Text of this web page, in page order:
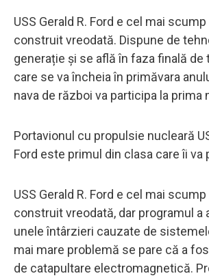
USS Gerald R. Ford e cel mai
construit vreodată. Dispune de
generație și se află în faza finală de
care se va încheia în primăvara
nava de război va participa la prima
Portavionul cu propulsie nucleară
Ford este primul din clasa care îi va
USS Gerald R. Ford e cel mai
construit vreodată, dar programul a
unele întârzieri cauzate de
mai mare problemă se pare că a
de catapultare electromagnetică.